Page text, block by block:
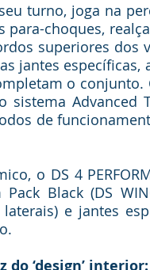
seu turno, joga na
para-choques,
superiores dos
jantes
o conjunto.
sistema Advanced
de
o DS 4
Black (DS
e jantes
do ‘design’